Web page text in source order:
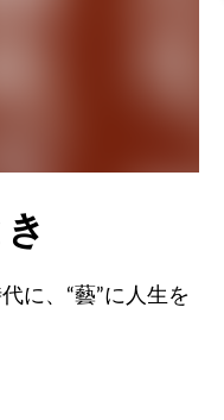
に、“藝”に人生を